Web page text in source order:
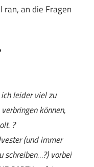
ran, an die Fragen
leider viel zu
können,
?
(und immer
schreiben…?) vorbei